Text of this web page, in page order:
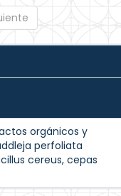
orgánicos y
perfoliata
cereus, cepas